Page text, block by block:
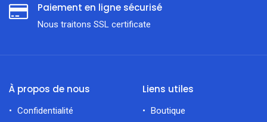
Paiement en ligne sécurisé
Nous traitons SSL сertificate
À propos de nous
Confidentialité
Liens utiles
Boutique